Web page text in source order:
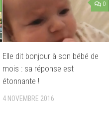
0
Elle dit bonjour à son bébé de
mois : sa réponse est
étonnante !
4 NOVEMBRE 2016